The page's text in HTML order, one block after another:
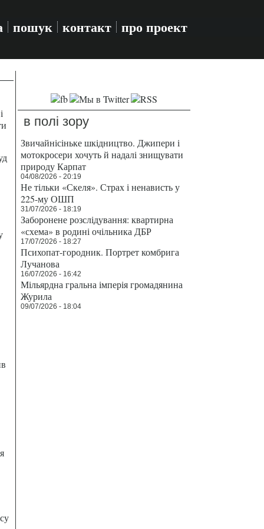
пошук контакт про проект
в полі зору
Звичайнісіньке шкідництво. Джипери і
мотокросери хочуть й надалі знищувати
природу Карпат
04/08/2026 - 20:19
Не тільки «Скеля». Страх і ненависть у
225-му ОШП
31/07/2026 - 18:19
Заборонене розслідування: квартирна
«схема» в родині очільника ДБР
17/07/2026 - 18:27
Психопат-городник. Портрет комбрига
Лучанова
16/07/2026 - 16:42
Мільярдна гральна імперія громадянина
Журила
09/07/2026 - 18:04